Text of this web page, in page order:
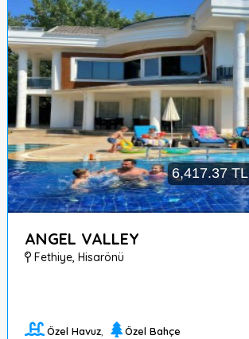
ANGEL VALLEY
Fethiye,Hisarönü
Özel Havuz, Özel Bahçe
6,417.37 TL